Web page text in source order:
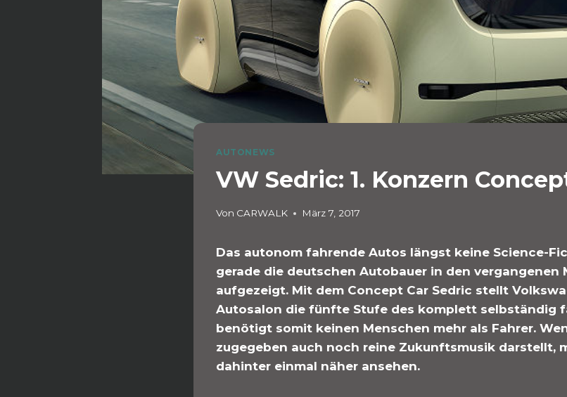
AUTONEWS
VW Sedric: 1. Konzern
Von CARWALK März 7, 2017
Das autonom fahrende Autos längst keine Science-
gerade die deutschen Autobauer in den vergangenen
aufgezeigt. Mit dem Concept Car Sedric stellt
Autosalon die fünfte Stufe des komplett selbständig
benötigt somit keinen Menschen mehr als Fahrer.
zugegeben auch noch reine Zukunftsmusik darstellt,
dahinter einmal näher ansehen.